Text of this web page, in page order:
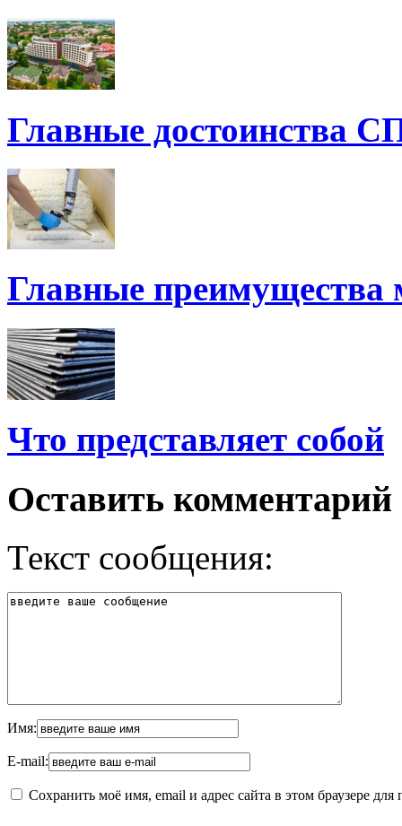
Главные достоинства
Главные преимущества
Что представляет собой
Оставить комментарий
Текст сообщения:
Имя:
E-mail:
Сохранить моё имя, email и адрес сайта в этом браузере